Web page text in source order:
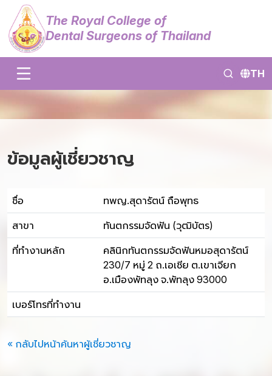
The Royal College of
Dental Surgeons of Thailand
TH
ข้อมูลผู้เชี่ยวชาญ
ชื่อ ทพญ.สุดารัตน์ ถือพุทธ
สาขา ทันตกรรมจัดฟัน (วุฒิบัตร)
ที่ทำงานหลัก
คลินิกทันตกรรมจัดฟันหมอสุดารัตน์
230/7 หมู่ 2 ถ.เอเชีย ต.เขาเจียก
อ.เมืองพัทลุง จ.พัทลุง 93000
เบอร์โทรที่ทำงาน
« กลับไปหน้าค้นหาผู้เชี่ยวชาญ